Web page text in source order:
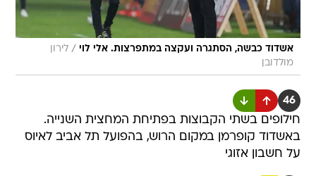
אשדוד כבשה, הסתגרה ועקצה במתפרצות. אלי לוי / לירון
מולדובן
46
חילופים בשתי הקבוצות בפתיחת המחצית השנייה.
באשדוד קופרמן במקום הרוש, בהפועל תל אביב לאיוס
על חשבון אזוגי